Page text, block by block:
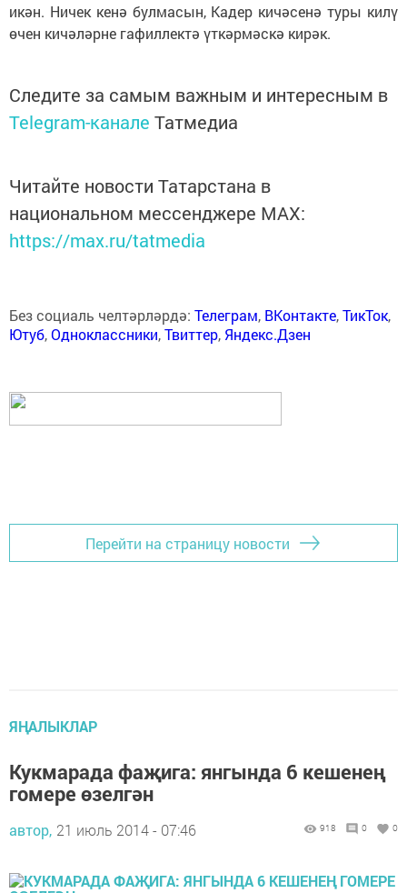
икән. Ничек кенә булмасын, Кадер кичәсенә туры килү
өчен кичәләрне гафиллектә үткәрмәскә кирәк.
Следите за самым важным и интересным в
Telegram-канале Татмедиа
Читайте новости Татарстана в
национальном мессенджере MАХ:
https://max.ru/tatmedia
Без социаль челтәрләрдә: Телеграм, ВКонтакте,ТикТок,
Ютуб,Одноклассники,Твиттер, Яндекс.Дзен
Перейти на страницу новости
ЯҢАЛЫКЛАР
Кукмарада фаҗига: янгында 6 кешенең
гомере өзелгән
автор, 21 июль 2014 - 07:46 918 0 0